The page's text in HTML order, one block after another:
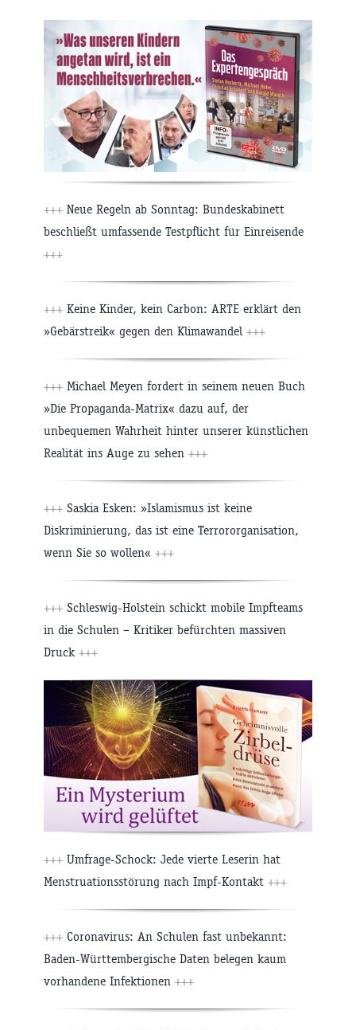
+++ Neue Regeln ab Sonntag: Bundeskabinett
beschließt umfassende Testpflicht für Einreisende
+++
+++ Keine Kinder, kein Carbon: ARTE erklärt den
»Gebärstreik« gegen den Klimawandel +++
+++ Michael Meyen fordert in seinem neuen Buch
»Die Propaganda-Matrix« dazu auf, der
unbequemen Wahrheit hinter unserer künstlichen
Realität ins Auge zu sehen +++
+++ Saskia Esken: »Islamismus ist keine
Diskriminierung, das ist eine Terrororganisation,
wenn Sie so wollen« +++
+++ Schleswig-Holstein schickt mobile Impfteams
in die Schulen – Kritiker befürchten massiven
Druck +++
+++ Umfrage-Schock: Jede vierte Leserin hat
Menstruationsstörung nach Impf-Kontakt +++
+++ Coronavirus: An Schulen fast unbekannt:
Baden-Württembergische Daten belegen kaum
vorhandene Infektionen +++